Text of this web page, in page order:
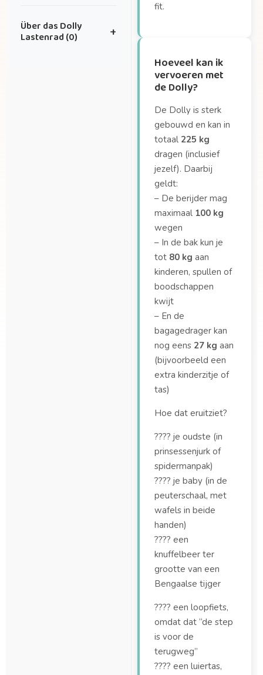
garantie?
Wat is de levertijd?
op één volle accu?
Hoeveel kan ik
testen?
Über das Dolly
Lastenrad (0) +
fit.
Hoeveel kan ik
vervoeren met
de Dolly?
De Dolly is sterk
gebouwd en kan in
totaal 225 kg
dragen (inclusief
jezelf). Daarbij
geldt:
– De berijder mag
maximaal 100 kg
wegen
– In de bak kun je
tot 80 kg aan
kinderen, spullen of
boodschappen
kwijt
– En de
bagagedrager kan
nog eens 27 kg aan
(bijvoorbeeld een
extra kinderzitje of
tas)
Hoe dat eruitziet?
???? je oudste (in
prinsessenjurk of
spidermanpak)
???? je baby (in de
peuterschaal, met
wafels in beide
handen)
???? een
knuffelbeer ter
grootte van een
Bengaalse tijger
???? een loopfiets,
omdat dat “de step
is voor de
terugweg”
???? een luiertas,